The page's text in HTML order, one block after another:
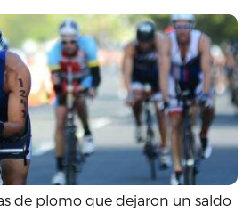
de plomo que dejaron un saldo